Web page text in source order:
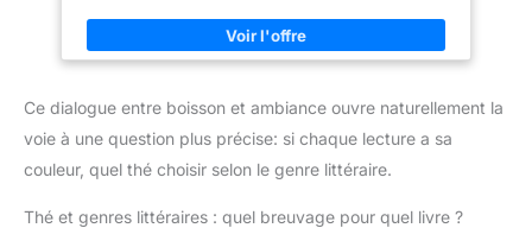
d'eau chaude ou froide. Verres adaptés au lave-vaisselle Idée
cadeau parfaite : vous êtes à la recherche d'un cadeau idéal
pour différentes occasions telles que Noël, le Nouvel An,
son verre borosilicate durable, son corps élégant et son beau
chaleur et au froid, adapté pour la congélation rapide dans le
réfrigérateur et le chauffage direct sur des plaques électriques
ou à gaz. Pichet en verre compatible lave-vaisselle. 【Garantie
vous pouvez nous contacter à tout moment!
Ce dialogue entre boisson et ambiance ouvre naturellement la
voie à une question plus précise: si chaque lecture a sa
couleur, quel thé choisir selon le genre littéraire.
Thé et genres littéraires : quel breuvage pour quel livre ?